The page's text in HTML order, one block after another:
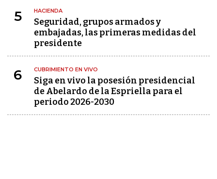
5 HACIENDA
Seguridad, grupos armados y
embajadas, las primeras medidas del
presidente
6 CUBRIMIENTO EN VIVO
Siga en vivo la posesión presidencial
de Abelardo de la Espriella para el
periodo 2026-2030